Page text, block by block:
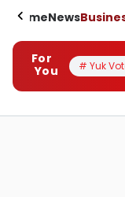
HomeNews
For
You
# Yuk